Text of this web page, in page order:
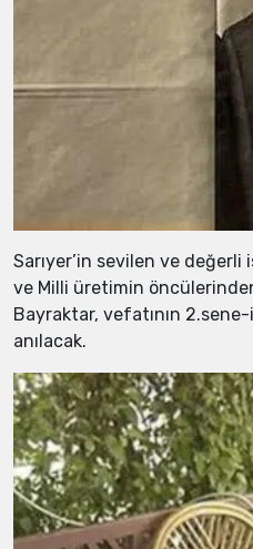
Sarıyer’in sevilen ve
ve Milli üretimin
Bayraktar, vefatının
anılacak.